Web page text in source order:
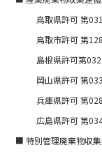
鳥取県許可 第
鳥取市許可 第
島根県許可第
岡山県許可 第
兵庫県許可 第
広島県許可 第
■ 特別管理廃棄物収